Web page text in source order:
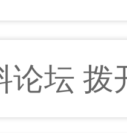
论坛